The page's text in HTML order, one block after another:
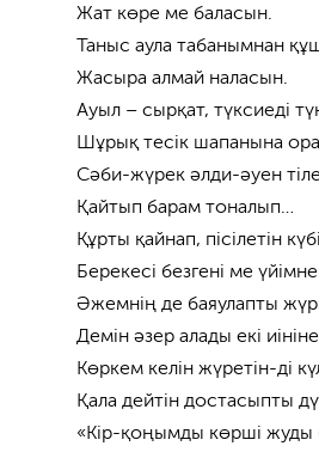
Жат көре ме баласын.
Таныс аула табанымнан
Жасыра алмай наласын.
Ауыл – сырқат, түксиеді
Шұрық тесік шапанына
Сәби-жүрек әлди-әуен
Қайтып барам тоналып…
Құрты қайнап, пісілетін
Берекесі безгені ме
Әжемнің де баяулапты
Демін әзер алады екі
Көркем келін жүретін-ді
Қала дейтін достасыпты
«Кір-қоңымды көрші жуды